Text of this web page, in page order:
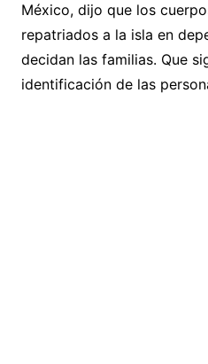
México, dijo que los
repatriados a la isla en
decidan las familias. Que
identificación de las